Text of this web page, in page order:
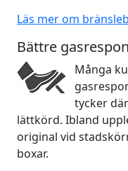
Läs mer om
Bättre
Många
tycker
lättkörd. Ibland
original vid
boxar.